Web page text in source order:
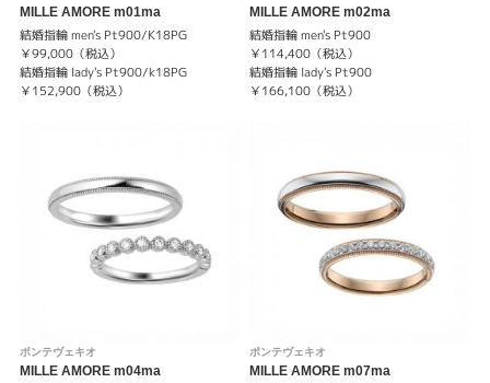
MILLE AMORE m01ma
結婚指輪 men's Pt900/K18PG
￥99,000（税込）
結婚指輪 lady's Pt900/k18PG
￥152,900（税込）
MILLE AMORE m02ma
結婚指輪 men's Pt900
￥114,400（税込）
結婚指輪 lady's Pt900
￥166,100（税込）
ポンテヴェキオ
MILLE AMORE m04ma
ポンテヴェキオ
MILLE AMORE m07ma